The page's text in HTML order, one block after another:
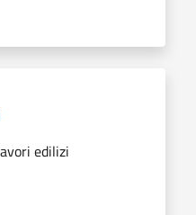
edilizi